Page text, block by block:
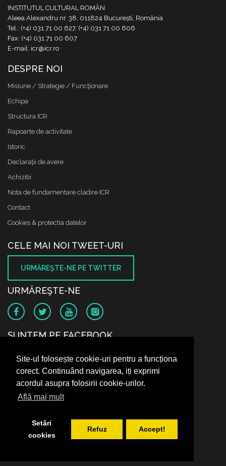
Site-ul folosește cookie-uri pentru a funcționa
corect. Continuând navigarea, iți exprimi
acordul asupra folosirii cookie-urilor.
Află mai mult
Setări
cookies
Refuz Accept!
INSTITUTUL CULTURAL ROMÂN
Aleea Alexandru nr. 38, 011824 București, România
Tel.: (+4) 031 71 00 627, (+4) 031 71 00 606
Fax: (+4) 031 71 00 607
E-mail: icr@icr.ro
DESPRE NOI
Misiune / Strategie / Funcţionare
Echipa
Structura ICR
Rapoarte de activitate
Istoric
Declaraţii de avere
Achizitii
Nota de fundamentare cladire ICR
Contact
Cookies & protectia datelor
CELE MAI NOI TWEET-URI
URMĂREŞTE-NE PE TWITTER
URMĂREŞTE-NE
SUNTEM PE FACEBOOK